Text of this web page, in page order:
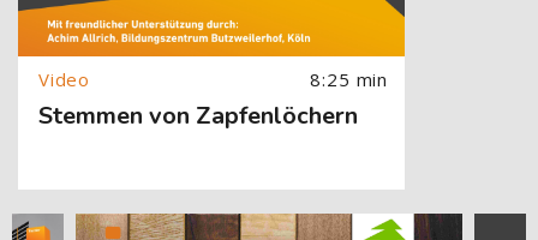
8:25 min
Stemmen von Zapfenlöchern
[Cocoon] Custom HTML überspringen
[Cocoon] About (Text with Image) überspringen